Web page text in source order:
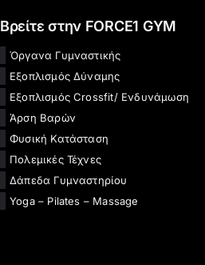
Βρείτε στην FORCE1 GYM
Όργανα Γυμναστικής
Εξοπλισμός Δύναμης
Εξοπλισμός Crossfit/ Ενδυνάμωση
Άρση Βαρών
Φυσική Κατάσταση
Πολεμικές Τέχνες
Δάπεδα Γυμναστηρίου
Yoga – Pilates – Massage